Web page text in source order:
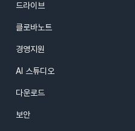
드라이브
클로바노트
경영지원
AI 스튜디오
다운로드
보안